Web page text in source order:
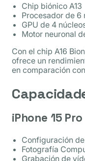
Chip biónico A13
Procesador de 6
GPU de 4
Motor neuronal
Con el chip A16
ofrece un
en comparación
iPhone 15 Pro
Configuración
Fotografía
Grabación de